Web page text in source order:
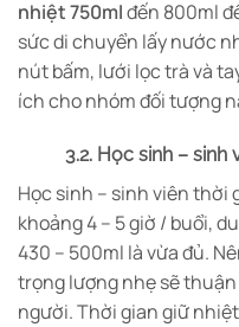
nhiệt 750mlđến 800ml
sức di chuyển lấy nước
nút bấm, lưới lọc trà và
ích cho nhóm đối tượng
3.2. Học sinh – sinh
Học sinh – sinh viên thời
khoảng 4 – 5 giờ / buổi,
430 – 500ml là vừa đủ.
trọng lượng nhẹ sẽ
người. Thời gian giữ